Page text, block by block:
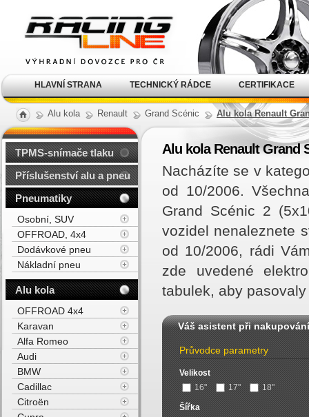
Alu kola Renault Grand Scénic Alu kola Renault
Alu kola Renault Grand
Nacházíte se v
od 10/2006.
Grand Scénic 2
vozidel nenaleznete
od 10/2006, rádi
zde uvedené
tabulek, aby
Váš asistent při nakupování
Průvodce parametry
Velikost
16"
17" 18"
Šířka
TPMS-snímače tlaku
Příslušenství alu a pneu
Pneumatiky
Osobní, SUV
OFFROAD, 4x4
Dodávkové pneu
Nákladní pneu
Alu kola
OFFROAD 4x4
Karavan
Alfa Romeo
Audi
BMW
Cadillac
Citroën
kola Racing Line
HLAVNÍ STRANA TECHNICKÝ RÁDCE CERTIFIKACE